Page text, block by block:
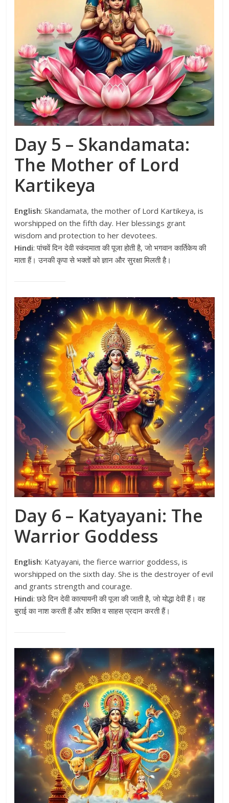
Day 5 – Skandamata:
The Mother of Lord
Kartikeya
English: Skandamata, the mother of Lord Kartikeya, is
worshipped on the fifth day. Her blessings grant
wisdom and protection to her devotees.
Hindi: पांचवें दिन देवी स्कंदमाता की पूजा होती है, जो भगवान कार्तिकेय की
माता हैं। उनकी कृपा से भक्तों को ज्ञान और सुरक्षा मिलती है।
Day 6 – Katyayani: The
Warrior Goddess
English: Katyayani, the fierce warrior goddess, is
worshipped on the sixth day. She is the destroyer of evil
and grants strength and courage.
Hindi: छठे दिन देवी कात्यायनी की पूजा की जाती है, जो योद्धा देवी हैं। वह
बुराई का नाश करती हैं और शक्ति व साहस प्रदान करती हैं।